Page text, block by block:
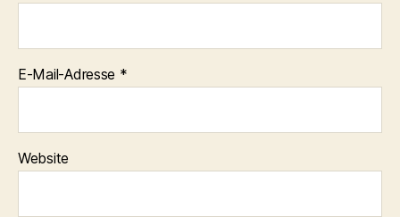
E-Mail-Adresse *
Website